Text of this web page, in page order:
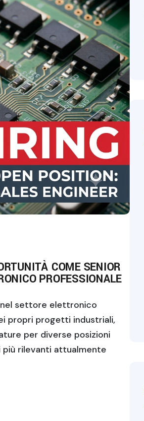
COME SENIOR
PROFESSIONALE
nel settore elettronico
propri progetti industriali,
per diverse posizioni
più rilevanti attualmente